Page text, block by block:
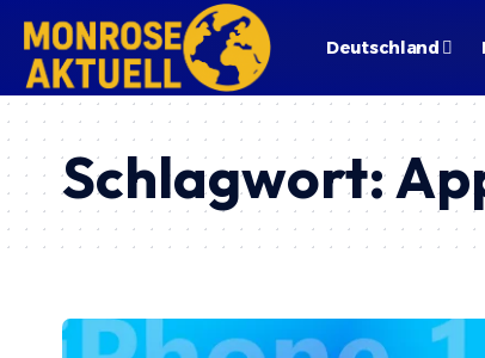
Deutschland
Schlagwort: